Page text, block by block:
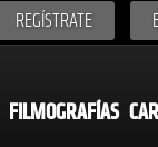
REGÍSTRATE
FILMOGRAFÍAS